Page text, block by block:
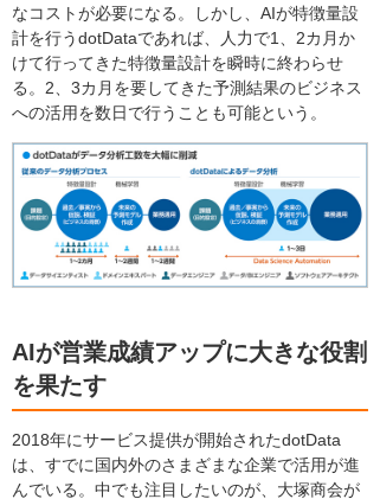
なコストが必要になる。しかし、AIが特徴量設
計を行うdotDataであれば、人力で1、2カ月か
けて行ってきた特徴量設計を瞬時に終わらせ
る。2、3カ月を要してきた予測結果のビジネス
への活用を数日で行うことも可能という。
AIが営業成績アップに大きな役割
を果たす
2018年にサービス提供が開始されたdotData
は、すでに国内外のさまざまな企業で活用が進
んでいる。中でも注目したいのが、大塚商会が